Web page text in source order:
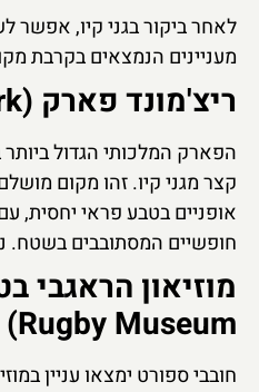
לאחר ביקור בגני קיו, אפשר
מעניינים הנמצאים בקרבת
ריצ'מונד פארק (Richmond Park)
הפארק המלכותי הגדול
קצר מגני קיו. זהו מקום
אופניים בטבע פראי יחסית,
חופשיים המסתובבים בשטח.
Rugby Museum)
חובבי ספורט ימצאו עניין